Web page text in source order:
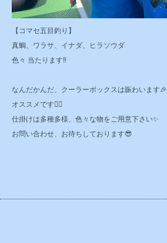
【コマセ五目釣り】
真鯛、ワラサ、イナダ、ヒラソウダ
色々 当たります‼️
なんだかんだ、クーラーボックスは賑わいます🎉
オススメです🙆‍♂️
仕掛けは多種多様、色々な物をご用意下さい✨
お問い合わせ、お待ちしております😎